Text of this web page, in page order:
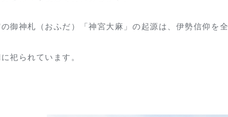
御神札（おふだ）「神宮大麻」の起源は、伊勢信仰を
祀られています。